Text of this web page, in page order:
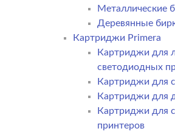
Металлические
Деревянные
Картриджи Primera
Картриджи для
светодиодных
Картриджи для
Картриджи для
Картриджи для
принтеров